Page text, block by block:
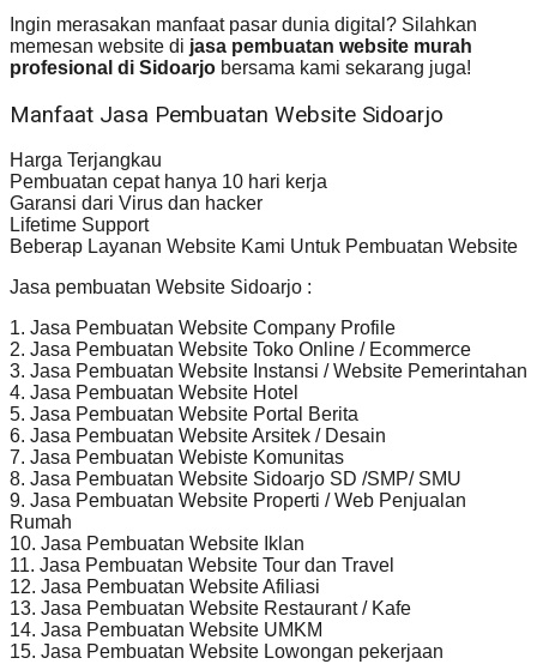
Ingin merasakan manfaat pasar dunia digital? Silahkan
memesan website di jasa pembuatan website murah
profesional di Sidoarjo bersama kami sekarang juga!
Manfaat Jasa Pembuatan Website Sidoarjo
Harga Terjangkau
Pembuatan cepat hanya 10 hari kerja
Garansi dari Virus dan hacker
Lifetime Support
Beberap Layanan Website Kami Untuk Pembuatan Website
Jasa pembuatan Website Sidoarjo :
1. Jasa Pembuatan Website Company Profile
2. Jasa Pembuatan Website Toko Online / Ecommerce
3. Jasa Pembuatan Website Instansi / Website Pemerintahan
4. Jasa Pembuatan Website Hotel
5. Jasa Pembuatan Website Portal Berita
6. Jasa Pembuatan Website Arsitek / Desain
7. Jasa Pembuatan Webiste Komunitas
8. Jasa Pembuatan Website Sidoarjo SD /SMP/ SMU
9. Jasa Pembuatan Website Properti / Web Penjualan
Rumah
10. Jasa Pembuatan Website Iklan
11. Jasa Pembuatan Website Tour dan Travel
12. Jasa Pembuatan Website Afiliasi
13. Jasa Pembuatan Website Restaurant / Kafe
14. Jasa Pembuatan Website UMKM
15. Jasa Pembuatan Website Lowongan pekerjaan